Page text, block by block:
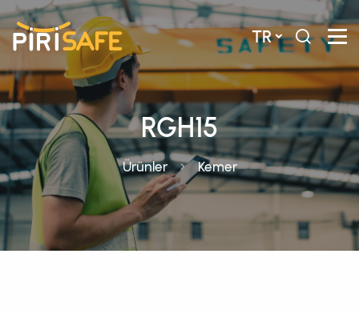
TR
RGH15
Ürünler Kemer